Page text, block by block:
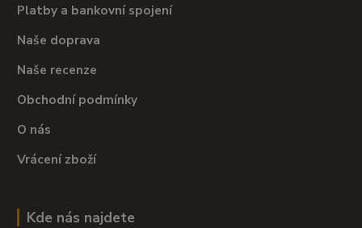
Platby a bankovní spojení
Naše doprava
Naše recenze
Obchodní podmínky
O nás
Vrácení zboží
Kde nás najdete